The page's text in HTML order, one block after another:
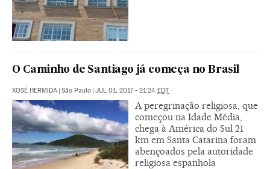
O Caminho de Santiago já começa no Brasil
XOSÉ HERMIDA | São Paulo | JUL 01, 2017 - 21:24 EDT
A peregrinação religiosa, que
começou na Idade Média,
chega à América do Sul 21
km em Santa Catarina foram
abençoados pela autoridade
religiosa espanhola